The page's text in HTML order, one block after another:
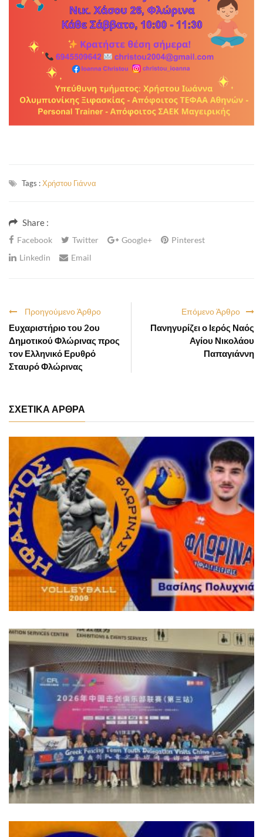
Tags :Χρήστου Γιάννα
Share :
Facebook Twitter Google+
Pinterest
Linkedin
Email
Επόμενο Άρθρο
Πανηγυρίζει ο Ιερός Ναός
Αγίου Νικολάου
Παπαγιάννη
Προηγούμενο Άρθρο
Ευχαριστήριο του 2ου
Δημοτικού Φλώρινας προς
τον Ελληνικό Ερυθρό
Σταυρό Φλώρινας
ΣΧΕΤΙΚΑ ΑΡΘΡΑ